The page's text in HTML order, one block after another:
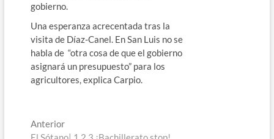
gobierno.
Una esperanza acrecentada tras la
visita de Díaz-Canel. En San Luis no se
habla de “otra cosa de que el gobierno
asignará un presupuesto” para los
agricultores, explica Carpio.
Navegación
AnteriorEntrada
anterior: